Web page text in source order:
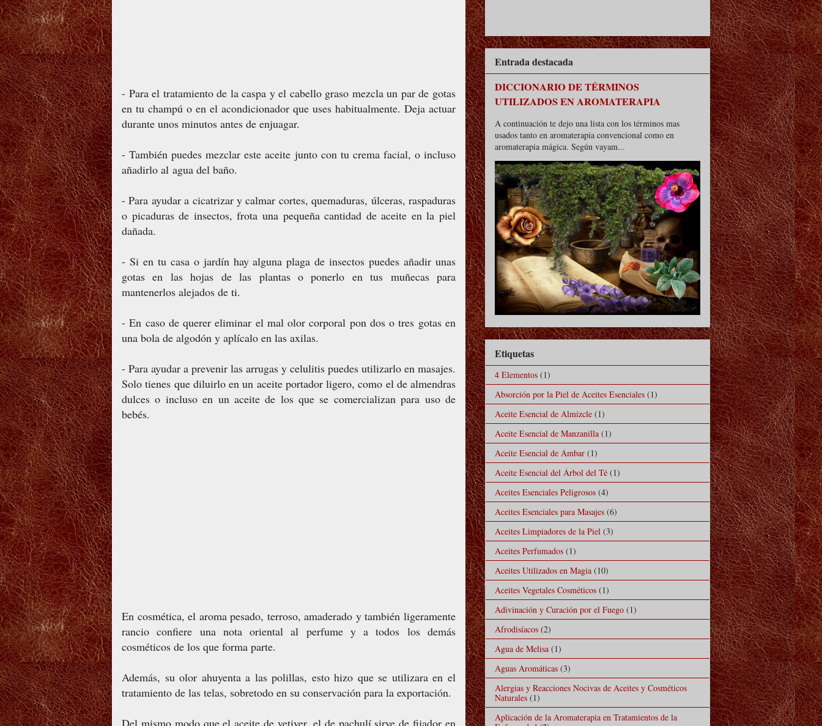
- Para el tratamiento de la caspa y el cabello graso mezcla un par de gotas
en tu champú o en el acondicionador que uses habitualmente. Deja actuar
durante unos minutos antes de enjuagar.
- También puedes mezclar este aceite junto con tu crema facial, o incluso
añadirlo al agua del baño.
- Para ayudar a cicatrizar y calmar cortes, quemaduras, úlceras, raspaduras
o picaduras de insectos, frota una pequeña cantidad de aceite en la piel
dañada.
- Si en tu casa o jardín hay alguna plaga de insectos puedes añadir unas
gotas en las hojas de las plantas o ponerlo en tus muñecas para
mantenerlos alejados de ti.
- En caso de querer eliminar el mal olor corporal pon dos o tres gotas en
una bola de algodón y aplícalo en las axilas.
- Para ayudar a prevenir las arrugas y celulitis puedes utilizarlo en masajes.
Solo tienes que diluirlo en un aceite portador ligero, como el de almendras
dulces o incluso en un aceite de los que se comercializan para uso de
bebés.
En cosmética, el aroma pesado, terroso, amaderado y también ligeramente
rancio confiere una nota oriental al perfume y a todos los demás
cosméticos de los que forma parte.
Además, su olor ahuyenta a las polillas, esto hizo que se utilizara en el
tratamiento de las telas, sobretodo en su conservación para la exportación.
Del mismo modo que el aceite de vetiver, el de pachulí sirve de fijador en
Entrada destacada
DICCIONARIO DE TÉRMINOS
UTILIZADOS EN AROMATERAPIA
A continuación te dejo una lista con los términos mas
usados tanto en aromaterapia convencional como en
aromaterapia mágica. Según vayam...
Etiquetas
4 Elementos (1)
Absorción por la Piel de Aceites Esenciales (1)
Aceite Esencial de Almizcle (1)
Aceite Esencial de Manzanilla (1)
Aceite Esencial de Ámbar (1)
Aceite Esencial del Árbol del Té (1)
Aceites Esenciales Peligrosos (4)
Aceites Esenciales para Masajes (6)
Aceites Limpiadores de la Piel (3)
Aceites Perfumados (1)
Aceites Utilizados en Magia (10)
Aceites Vegetales Cosméticos (1)
Adivinación y Curación por el Fuego (1)
Afrodisíacos (2)
Agua de Melisa (1)
Aguas Aromáticas (3)
Alergias y Reacciones Nocivas de Aceites y Cosméticos
Naturales (1)
Aplicación de la Aromaterapia en Tratamientos de la